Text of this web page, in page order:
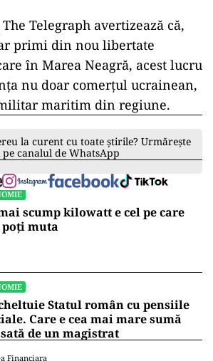
Telegraph avertizează că,
primi din nou libertate
în Marea Neagră, acest lucru
nu doar comerțul ucrainean,
maritim din regiune.
la curent cu toate știrile? Urmărește
canalul de WhatsApp
scump kilowatt e cel pe care
muta
Statul român cu pensiile
Care e cea mai mare sumă
de un magistrat
Financiara